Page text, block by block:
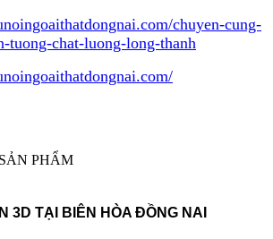
chuyen-cung-
tuong-chat-luong-long-thanh
PHẨM
3D TẠI BIÊN HÒA ĐỒNG NAI